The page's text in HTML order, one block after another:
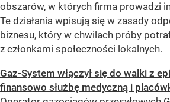
obszarów, w których firma prowadzi
Te działania wpisują się w zasady
biznesu, który w chwilach próby
z członkami społeczności lokalnych.
Gaz-System włączył się do walki z
finansowo służbę medyczną i